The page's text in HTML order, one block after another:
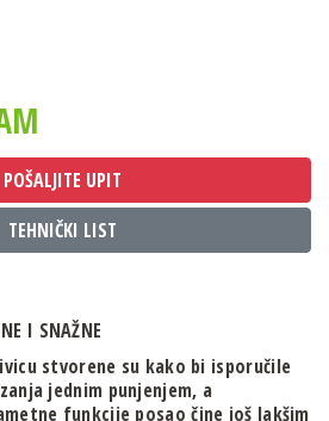
POŠALJITE UPIT
TEHNIČKI LIST
I SNAŽNE
stvorene su kako bi isporučile
jednim punjenjem, a
funkcije posao čine još lakšim